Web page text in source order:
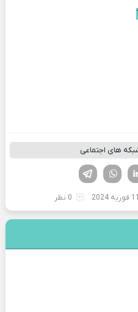
های اجتماعی
لینکدین تویتر
11 فوریه 2024 0 نظر